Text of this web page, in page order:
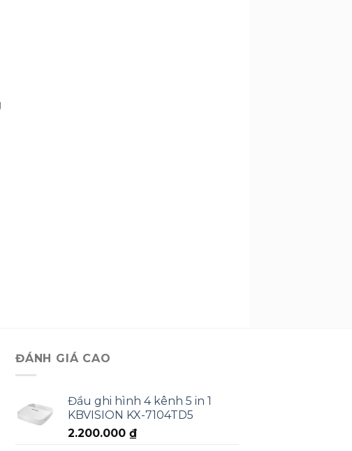
ĐÁNH GIÁ CAO
Đầu ghi hình 4 kênh 5 in 1
KBVISION KX-7104TD5
2.200.000 ₫